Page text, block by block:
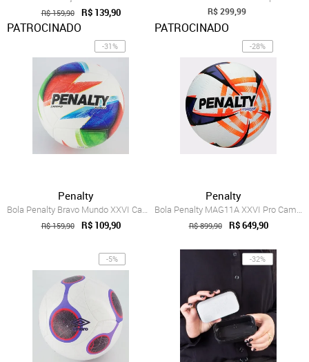
R$ 159,90 R$ 139,90
PATROCINADO
R$ 299,99
PATROCINADO
-31%
Penalty
Bola Penalty Bravo Mundo XXVI Campo Branca e Azul
R$ 159,90 R$ 109,90
-28%
Penalty
Bola Penalty MAG11A XXVI Pro Campo
R$ 899,90 R$ 649,90
-5% -32%